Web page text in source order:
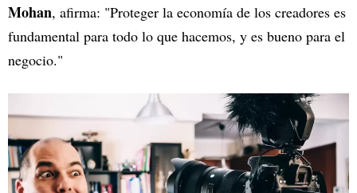
Mohan, afirma: "Proteger la economía de los creadores es
fundamental para todo lo que hacemos, y es bueno para el
negocio."